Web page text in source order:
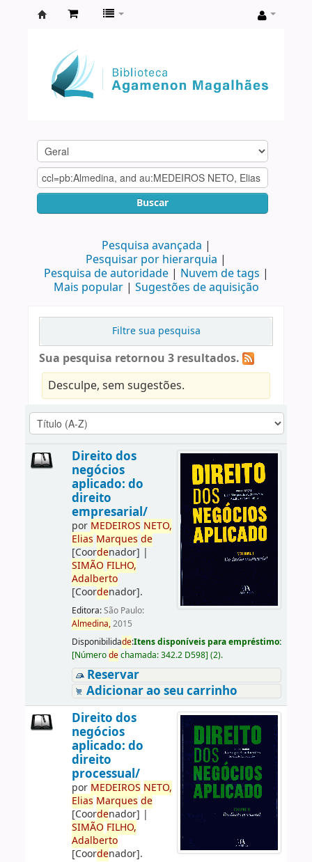
Agamenon
Magalhães
Buscar
Pesquisa avançada
Pesquisar por hierarquia
Pesquisa de autoridade
Nuvem de tags
Mais popular
Sugestões de aquisição
Filtre sua pesquisa
Sua pesquisa retornou 3 resultados.
Desculpe, sem sugestões.
Direito dos
negócios
aplicado: do
direito
empresarial/
por MEDEIROS NETO,
Elias Marques de
[Coordenador] |
SIMÃO FILHO,
Adalberto
[Coordenador].
Editora:São Paulo:
Almedina,2015
Disponibilidade:Itens disponíveis para empréstimo:
[Númerodechamada:342.2 D598] (2).
Reservar
Adicionar ao seu carrinho
Direito dos
negócios
aplicado: do
direito
processual/
por MEDEIROS NETO,
Elias Marques de
[Coordenador] |
SIMÃO FILHO,
Adalberto
[Coordenador].